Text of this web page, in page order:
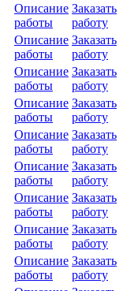
Описание
работы
Заказать
работу
Описание
работы
Заказать
работу
Описание
работы
Заказать
работу
Описание
работы
Заказать
работу
Описание
работы
Заказать
работу
Описание
работы
Заказать
работу
Описание
работы
Заказать
работу
Описание
работы
Заказать
работу
Описание
работы
Заказать
работу